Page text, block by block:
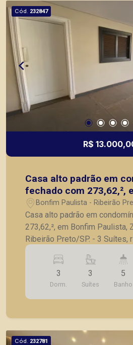
clientes com agilidade e
vendas de imóveis prontos,
nos principais lançamentos
Cód. 232847
R$
Casa alto padrão em
fechado com 273,62,²,
Paulista, Zona Sul de
Preto/SP.
Bonfim Paulista - Ribeirão
Casa alto padrão em
273,62,², em Bonfim Paulista,
Ribeirão Preto/SP. - 3 Suítes, rica em armários; -
Sala 02 ambientes, com painel
Depósito; - Área de serviço; -
Lavabo; - Área comum no
garagem; A Piramid tem como objetivo atender
seus clientes com agilidade e
Ribeirão Preto.
3
Dorm.
3
Suítes
5
Banho
Cód. 232781